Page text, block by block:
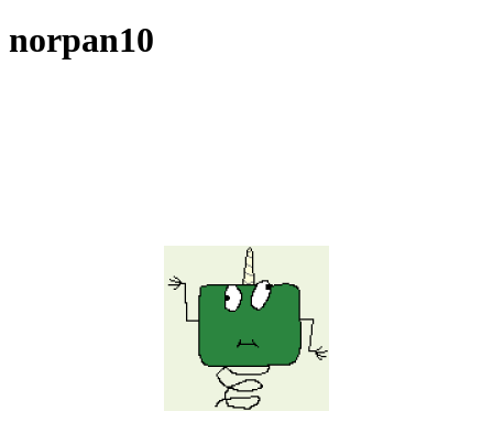
norpan10